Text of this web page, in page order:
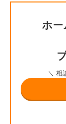
ホー
＼ 相